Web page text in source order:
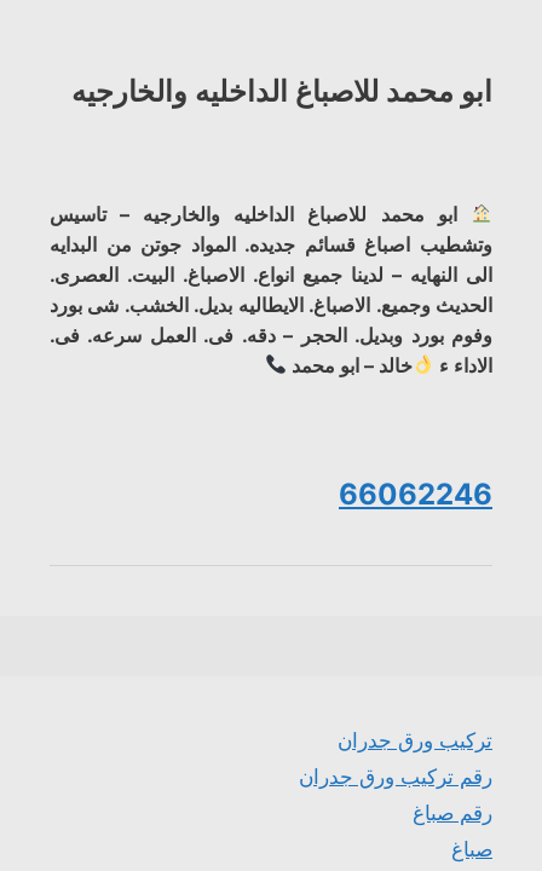
ابو محمد للاصباغ الداخليه والخارجيه
ابو محمد للاصباغ الداخليه والخارجيه – تاسيس
وتشطيب اصباغ قسائم جديده. المواد جوتن من البدايه
الى النهايه – لدينا جميع انواع. الاصباغ. البيت. العصرى.
الحديث وجميع. الاصباغ. الايطاليه بديل. الخشب. شى بورد
وفوم بورد وبديل. الحجر – دقه. فى. العمل سرعه. فى.
الاداء ء
خالد – ابو محمد
66062246
تركيب ورق جدران
رقم تركيب ورق جدران
رقم صباغ
صباغ